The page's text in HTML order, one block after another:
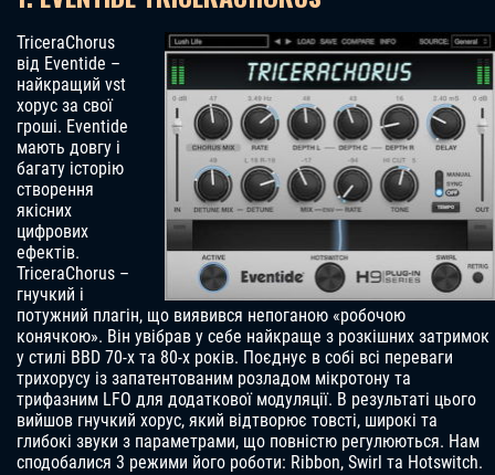
TriceraChorus
від Eventide –
найкращий vst
хорус за свої
гроші. Eventide
мають довгу і
багату історію
створення
якісних
цифрових
ефектів.
TriceraChorus –
гнучкий і
потужний плагін, що виявився непоганою «робочою
конячкою». Він увібрав у себе найкраще з розкішних затримок
у стилі BBD 70-х та 80-х років. Поєднує в собі всі переваги
трихорусу із запатентованим розладом мікротону та
трифазним LFO для додаткової модуляції. В результаті цього
вийшов гнучкий хорус, який відтворює товсті, широкі та
глибокі звуки з параметрами, що повністю регулюються. Нам
сподобалися 3 режими його роботи: Ribbon, Swirl та Hotswitch.